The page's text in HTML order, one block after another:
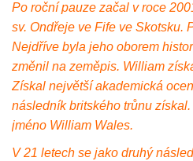
Po roční pauze začal v roce
sv. Ondřeje ve Fife ve Skotsku.
Nejdříve byla jeho oborem
změnil na zeměpis. William
Získal největší akademická
následník britského trůnu
jméno William Wales.
V 21 letech se jako druhý